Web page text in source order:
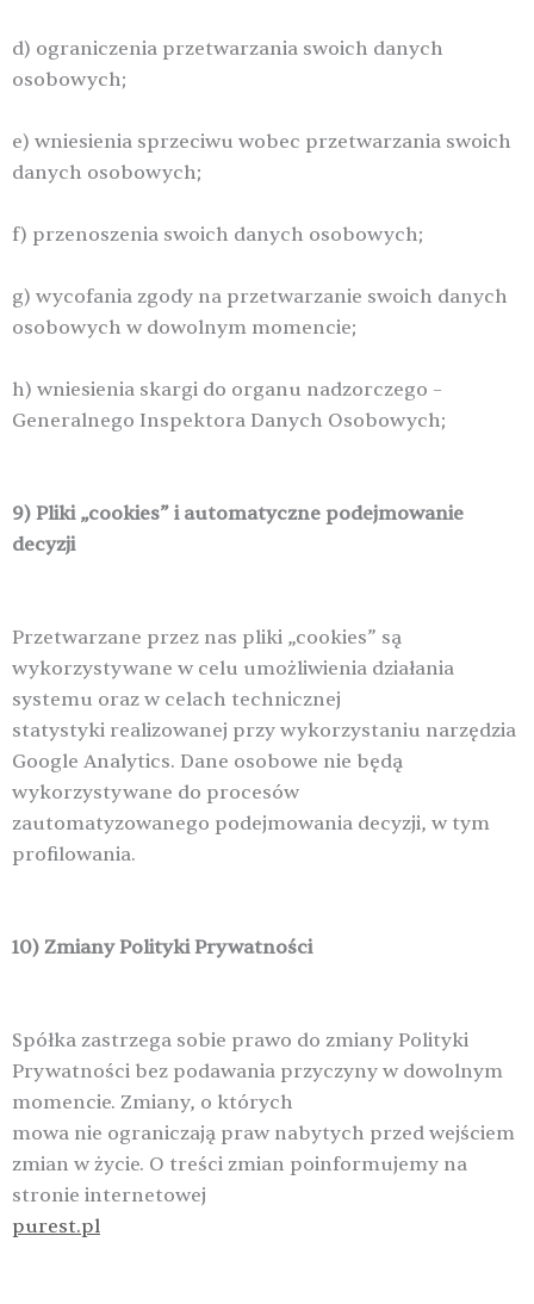
d) ograniczenia przetwarzania swoich danych
osobowych;
e) wniesienia sprzeciwu wobec przetwarzania swoich
danych osobowych;
f) przenoszenia swoich danych osobowych;
g) wycofania zgody na przetwarzanie swoich danych
osobowych w dowolnym momencie;
h) wniesienia skargi do organu nadzorczego –
Generalnego Inspektora Danych Osobowych;
9) Pliki „cookies” i automatyczne podejmowanie
decyzji
Przetwarzane przez nas pliki „cookies” są
wykorzystywane w celu umożliwienia działania
systemu oraz w celach technicznej
statystyki realizowanej przy wykorzystaniu narzędzia
Google Analytics. Dane osobowe nie będą
wykorzystywane do procesów
zautomatyzowanego podejmowania decyzji, w tym
profilowania.
10) Zmiany Polityki Prywatności
Spółka zastrzega sobie prawo do zmiany Polityki
Prywatności bez podawania przyczyny w dowolnym
momencie. Zmiany, o których
mowa nie ograniczają praw nabytych przed wejściem
zmian w życie. O treści zmian poinformujemy na
stronie internetowej
purest.pl